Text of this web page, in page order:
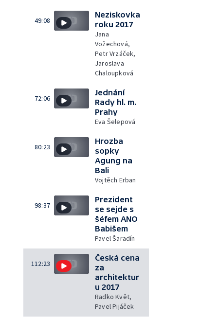
49:08
Neziskovka
roku 2017
Jana
Vožechová,
Petr Vrzáček,
Jaroslava
Chaloupková
72:06
Jednání
Rady hl. m.
Prahy
Eva Šelepová
80:23
Hrozba
sopky
Agung na
Bali
Vojtěch Erban
98:37
Prezident
se sejde s
šéfem ANO
Babišem
Pavel Šaradín
112:23
Česká cena
za
architektur
u 2017
Radko Květ,
Pavel Pijáček